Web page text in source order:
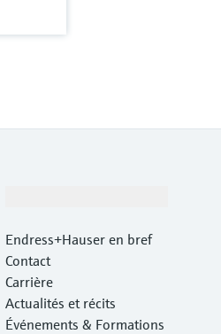
Endress+Hauser en bref
Contact
Carrière
Actualités et récits
Événements & Formations